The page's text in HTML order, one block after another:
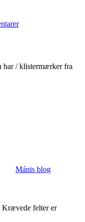
til
har / klistermærker fra
Mánis blog
Krævede felter er